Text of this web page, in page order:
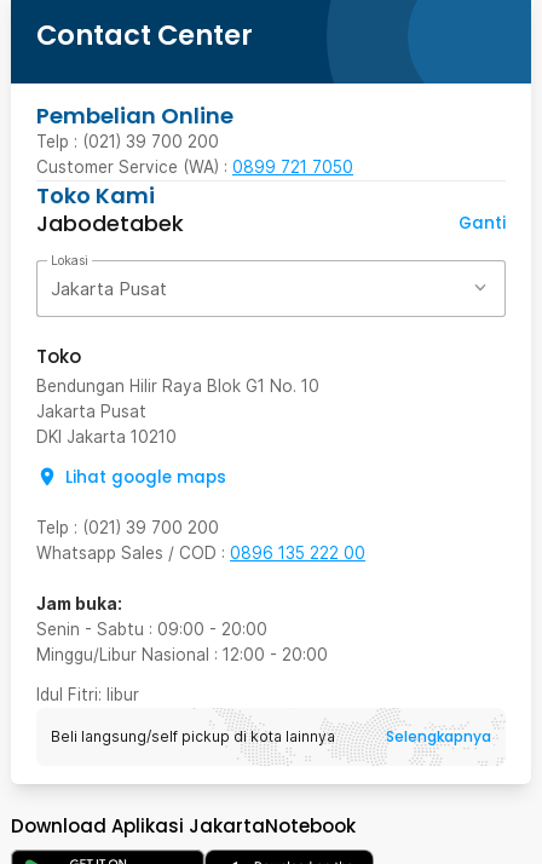
Contact Center
Pembelian Online
Telp : (021) 39 700 200
Customer Service (WA) : 0899 721 7050
Toko Kami
Jabodetabek
Ganti
Lokasi
Jakarta Pusat
Toko
Bendungan Hilir Raya Blok G1 No. 10
Jakarta Pusat
DKI Jakarta 10210
Lihat google maps
Telp : (021) 39 700 200
Whatsapp Sales / COD : 0896 135 222 00
Jam buka:
Senin - Sabtu : 09:00 - 20:00
Minggu/Libur Nasional : 12:00 - 20:00
Idul Fitri: libur
Beli langsung/self pickup di kota lainnya Selengkapnya
Download Aplikasi JakartaNotebook